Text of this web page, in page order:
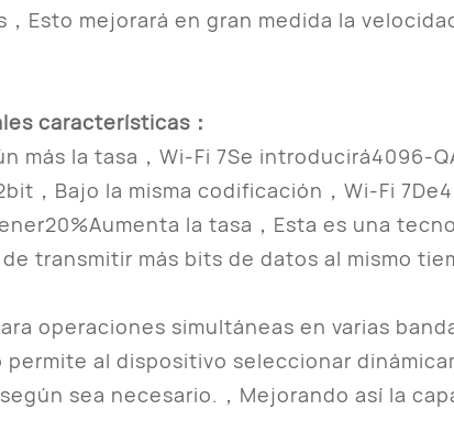
，Esto mejorará en gran medida la
características：
más la tasa，Wi-Fi 7Se introducirá4096-
，Bajo la misma codificación，Wi-Fi
la tasa，Esta es una
transmitir más bits de datos al mismo
operaciones simultáneas en varias
permite al dispositivo seleccionar
sea necesario.，Mejorando así la